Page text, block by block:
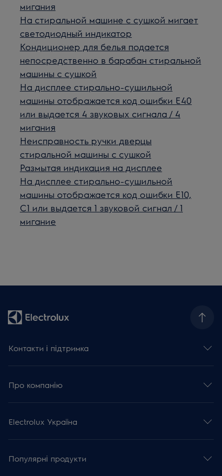
мигания
На стиральной машине с сушкой мигает
светодиодный индикатор
Кондиционер для белья подается
непосредственно в барабан стиральной
машины с сушкой
На дисплее стирально-сушильной
машины отображается код ошибки E40
или выдается 4 звуковых сигнала / 4
мигания
Неисправность ручки дверцы
стиральной машины с сушкой
Размытая индикация на дисплее
На дисплее стирально-сушильной
машины отображается код ошибки E10,
C1 или выдается 1 звуковой сигнал / 1
мигание
Контакти і підтримка
Про компанію
Electrolux Україна
Популярні продукти